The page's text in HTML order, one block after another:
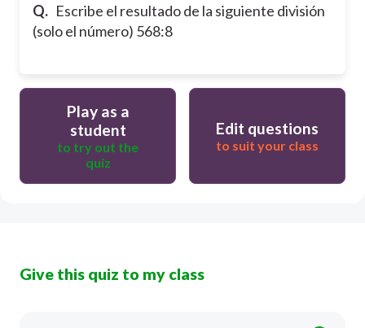
Q. Escribe el resultado de la siguiente división
(solo el número) 568:8
Play as a
student
to try out the
quiz
Edit questions
to suit your class
Give this quiz to my class